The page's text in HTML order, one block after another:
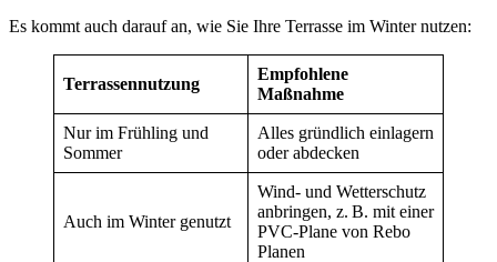
Es kommt auch darauf an, wie Sie Ihre Terrasse im Winter nutzen:
Terrassennutzung
Empfohlene
Maßnahme
Nur im Frühling und
Sommer
Alles gründlich einlagern
oder abdecken
Auch im Winter genutzt
Wind- und Wetterschutz
anbringen, z. B. mit einer
PVC-Plane von Rebo
Planen